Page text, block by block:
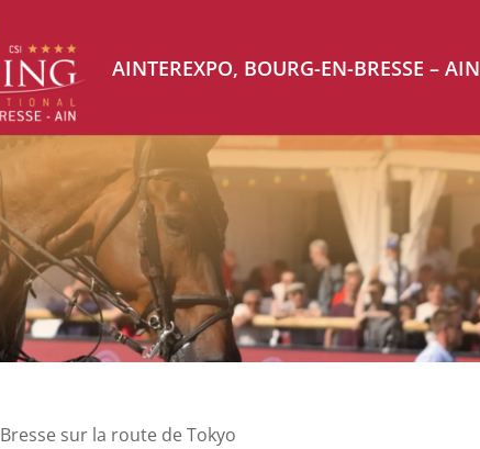
AINTEREXPO, BOURG-EN-BRESSE – AIN
sur la route de Tokyo